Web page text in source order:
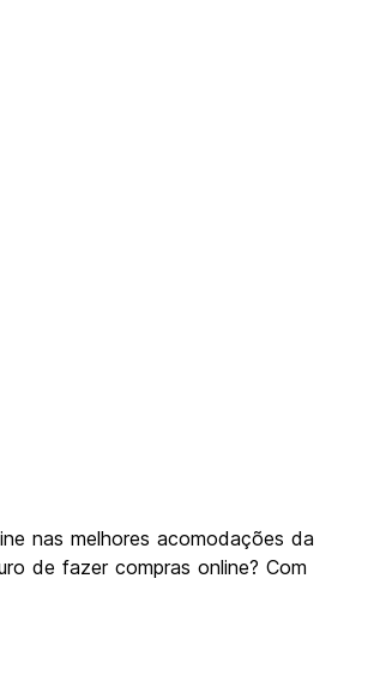
nas melhores acomodações da
de fazer compras online? Com